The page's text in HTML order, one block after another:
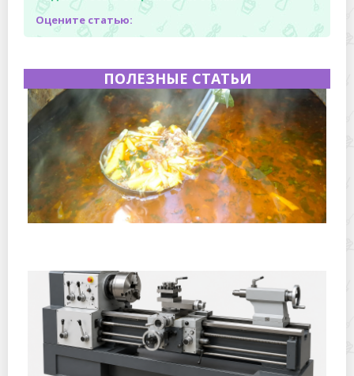
Оцените статью:
ПОЛЕЗНЫЕ СТАТЬИ